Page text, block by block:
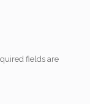
fields are